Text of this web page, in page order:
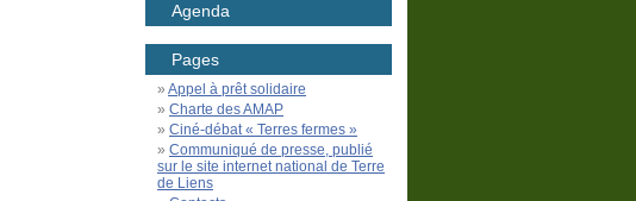
Agenda
Pages
Appel à prêt solidaire
Charte des AMAP
Ciné-débat « Terres fermes »
Communiqué de presse, publié
sur le site internet national de Terre
de Liens